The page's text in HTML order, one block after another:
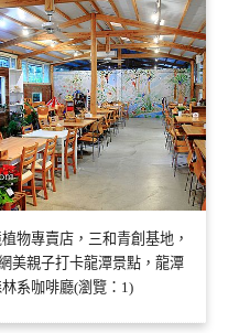
物專賣店，三和青創基地，
美親子打卡龍潭景點，龍潭
系咖啡廳(瀏覽：1)